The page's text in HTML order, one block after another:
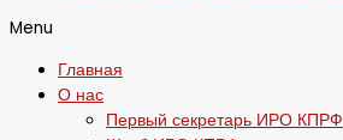
Menu
Главная
О нас
Первый секретарь ИРО КПРФ